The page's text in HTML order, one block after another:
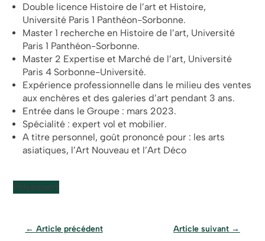
Double licence Histoire de l’art et Histoire,
Université Paris 1 Panthéon-Sorbonne.
Master 1 recherche en Histoire de l’art, Université
Paris 1 Panthéon-Sorbonne.
Master 2 Expertise et Marché de l’art, Université
Paris 4 Sorbonne-Université.
Expérience professionnelle dans le milieu des ventes
aux enchères et des galeries d’art pendant 3 ans.
Entrée dans le Groupe : mars 2023.
Spécialité : expert vol et mobilier.
A titre personnel, goût prononcé pour : les arts
asiatiques, l’Art Nouveau et l’Art Déco
Polyexpert
← Article précédent Article suivant →